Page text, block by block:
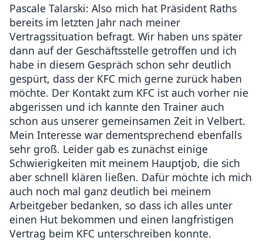
Pascale Talarski: Also mich hat Präsident Raths
bereits im letzten Jahr nach meiner
Vertragssituation befragt. Wir haben uns später
dann auf der Geschäftsstelle getroffen und ich
habe in diesem Gespräch schon sehr deutlich
gespürt, dass der KFC mich gerne zurück haben
möchte. Der Kontakt zum KFC ist auch vorher nie
abgerissen und ich kannte den Trainer auch
schon aus unserer gemeinsamen Zeit in Velbert.
Mein Interesse war dementsprechend ebenfalls
sehr groß. Leider gab es zunächst einige
Schwierigkeiten mit meinem Hauptjob, die sich
aber schnell klären ließen. Dafür möchte ich mich
auch noch mal ganz deutlich bei meinem
Arbeitgeber bedanken, so dass ich alles unter
einen Hut bekommen und einen langfristigen
Vertrag beim KFC unterschreiben konnte.